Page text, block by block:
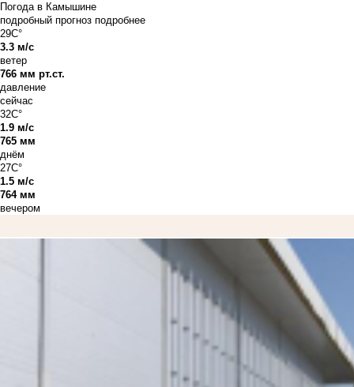
Погода в Камышине
подробный прогноз подробнее
29C°
3.3 м/с
ветер
766 мм рт.ст.
давление
сейчас
32C°
1.9 м/с
765 мм
днём
27C°
1.5 м/с
764 мм
вечером